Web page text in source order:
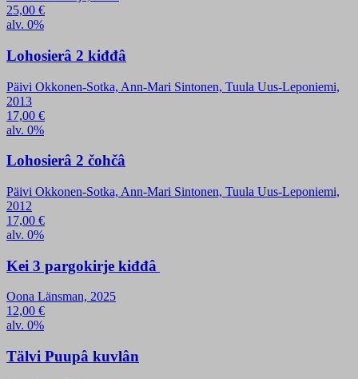
25,00 €
alv. 0%
Lohosierâ 2 kiđđâ
Päivi Okkonen-Sotka, Ann-Mari Sintonen, Tuula Uus-Leponiemi,
2013
17,00 €
alv. 0%
Lohosierâ 2 čohčâ
Päivi Okkonen-Sotka, Ann-Mari Sintonen, Tuula Uus-Leponiemi,
2012
17,00 €
alv. 0%
Kei 3 pargokirje kiđđâ
Oona Länsman, 2025
12,00 €
alv. 0%
Tälvi Puupâ kuvlân